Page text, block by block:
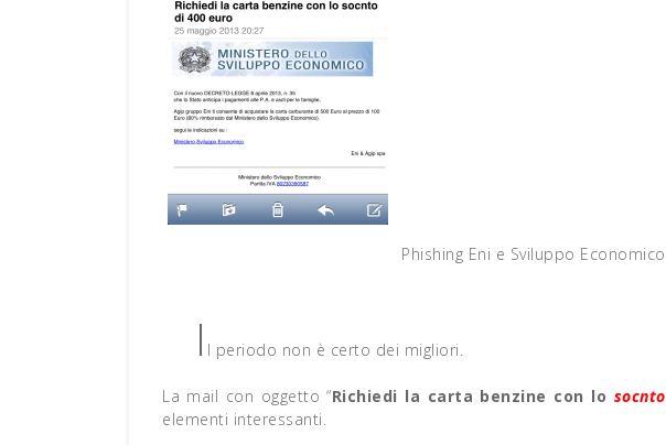
Phishing Eni e Sviluppo Economico
I l periodo non è certo dei migliori.
La mail con oggetto “Richiedi la carta benzine con lo socnto
elementi interessanti.